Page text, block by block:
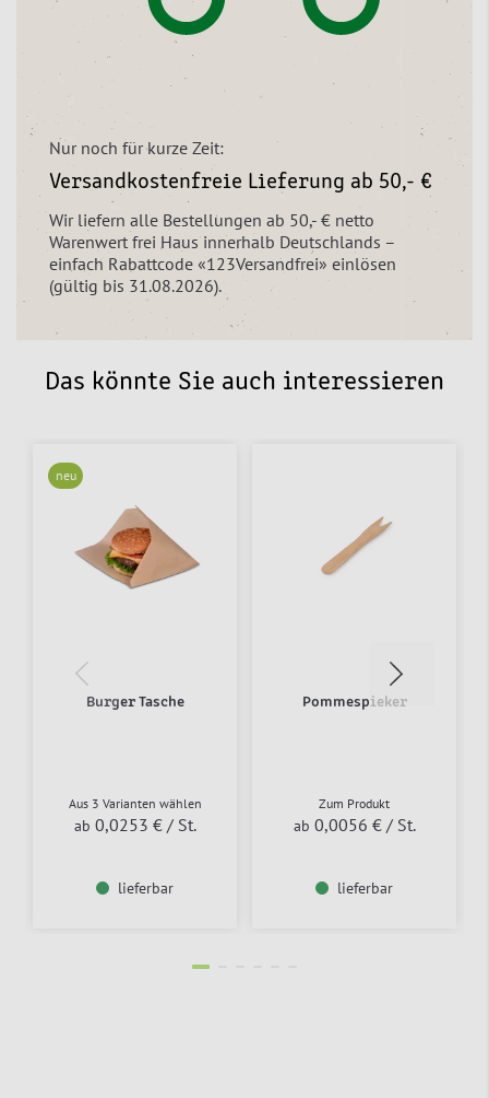
Nur noch für kurze Zeit:
Versandkostenfreie Lieferung ab 50,- €
Wir liefern alle Bestellungen ab 50,- € netto
Warenwert frei Haus innerhalb Deutschlands –
einfach Rabattcode «123Versandfrei» einlösen
(gültig bis 31.08.2026).
Das könnte Sie auch interessieren
neu
Burger Tasche
Aus 3 Varianten wählen
ab 0,0253 € / St.
lieferbar
Pommespieker
Zum Produkt
ab 0,0056 € / St.
lieferbar